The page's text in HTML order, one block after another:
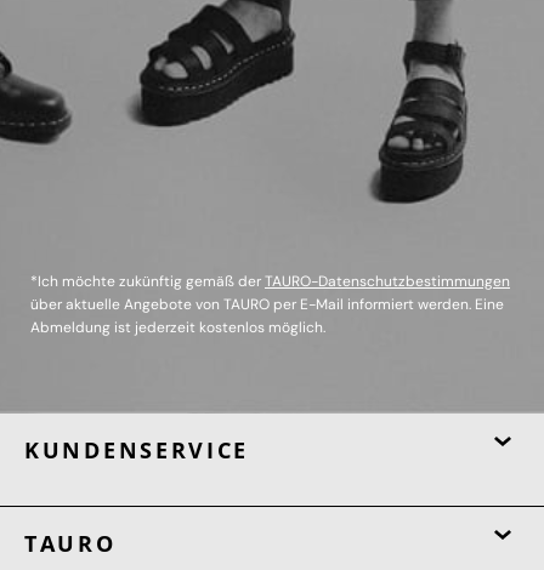
*Ich möchte zukünftig gemäß derTAURO-Datenschutzbestimmungen
über aktuelle Angebote von TAURO per E-Mail informiert werden. Eine
Abmeldung ist jederzeit kostenlos möglich.
KUNDENSERVICE
TAURO